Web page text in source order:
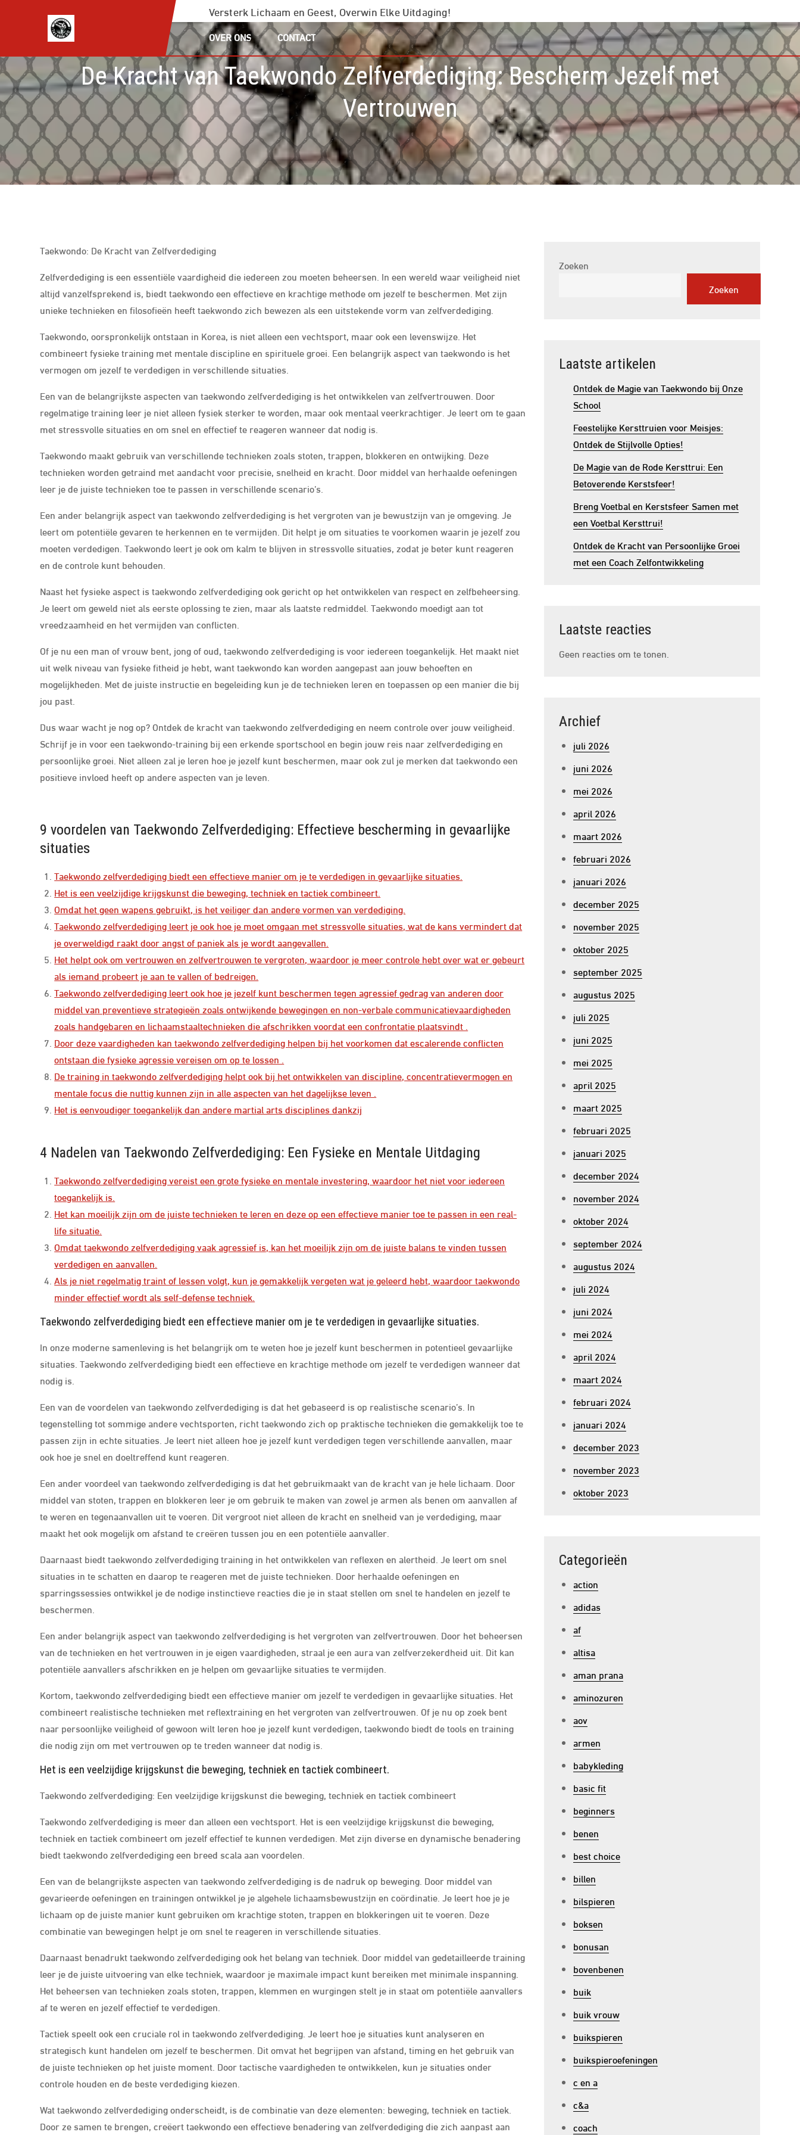
inhoud
Versterk Lichaam en Geest, Overwin Elke Uitdaging!
OVER ONS CONTACT
De Kracht van Taekwondo Zelfverdediging: Bescherm Jezelf met
Vertrouwen
Taekwondo: De Kracht van Zelfverdediging
Zelfverdediging is een essentiële vaardigheid die iedereen zou moeten beheersen. In een wereld waar veiligheid niet
altijd vanzelfsprekend is, biedt taekwondo een effectieve en krachtige methode om jezelf te beschermen. Met zijn
unieke technieken en filosofieën heeft taekwondo zich bewezen als een uitstekende vorm van zelfverdediging.
Taekwondo, oorspronkelijk ontstaan in Korea, is niet alleen een vechtsport, maar ook een levenswijze. Het
combineert fysieke training met mentale discipline en spirituele groei. Een belangrijk aspect van taekwondo is het
vermogen om jezelf te verdedigen in verschillende situaties.
Een van de belangrijkste aspecten van taekwondo zelfverdediging is het ontwikkelen van zelfvertrouwen. Door
regelmatige training leer je niet alleen fysiek sterker te worden, maar ook mentaal veerkrachtiger. Je leert om te gaan
met stressvolle situaties en om snel en effectief te reageren wanneer dat nodig is.
Taekwondo maakt gebruik van verschillende technieken zoals stoten, trappen, blokkeren en ontwijking. Deze
technieken worden getraind met aandacht voor precisie, snelheid en kracht. Door middel van herhaalde oefeningen
leer je de juiste technieken toe te passen in verschillende scenario’s.
Een ander belangrijk aspect van taekwondo zelfverdediging is het vergroten van je bewustzijn van je omgeving. Je
leert om potentiële gevaren te herkennen en te vermijden. Dit helpt je om situaties te voorkomen waarin je jezelf zou
moeten verdedigen. Taekwondo leert je ook om kalm te blijven in stressvolle situaties, zodat je beter kunt reageren
en de controle kunt behouden.
Naast het fysieke aspect is taekwondo zelfverdediging ook gericht op het ontwikkelen van respect en zelfbeheersing.
Je leert om geweld niet als eerste oplossing te zien, maar als laatste redmiddel. Taekwondo moedigt aan tot
vreedzaamheid en het vermijden van conflicten.
Of je nu een man of vrouw bent, jong of oud, taekwondo zelfverdediging is voor iedereen toegankelijk. Het maakt niet
uit welk niveau van fysieke fitheid je hebt, want taekwondo kan worden aangepast aan jouw behoeften en
mogelijkheden. Met de juiste instructie en begeleiding kun je de technieken leren en toepassen op een manier die bij
jou past.
Dus waar wacht je nog op? Ontdek de kracht van taekwondo zelfverdediging en neem controle over jouw veiligheid.
Schrijf je in voor een taekwondo-training bij een erkende sportschool en begin jouw reis naar zelfverdediging en
persoonlijke groei. Niet alleen zal je leren hoe je jezelf kunt beschermen, maar ook zul je merken dat taekwondo een
positieve invloed heeft op andere aspecten van je leven.
9 voordelen van Taekwondo Zelfverdediging: Effectieve bescherming in gevaarlijke
situaties
Taekwondo zelfverdediging biedt een effectieve manier om je te verdedigen in gevaarlijke situaties.
Het is een veelzijdige krijgskunst die beweging, techniek en tactiek combineert.
Omdat het geen wapens gebruikt, is het veiliger dan andere vormen van verdediging.
Taekwondo zelfverdediging leert je ook hoe je moet omgaan met stressvolle situaties, wat de kans vermindert dat
je overweldigd raakt door angst of paniek als je wordt aangevallen.
Het helpt ook om vertrouwen en zelfvertrouwen te vergroten, waardoor je meer controle hebt over wat er gebeurt
als iemand probeert je aan te vallen of bedreigen.
Taekwondo zelfverdediging leert ook hoe je jezelf kunt beschermen tegen agressief gedrag van anderen door
middel van preventieve strategieën zoals ontwijkende bewegingen en non-verbale communicatievaardigheden
zoals handgebaren en lichaamstaaltechnieken die afschrikken voordat een confrontatie plaatsvindt .
Door deze vaardigheden kan taekwondo zelfverdediging helpen bij het voorkomen dat escalerende conflicten
ontstaan ​​die fysieke agressie vereisen om op te lossen .
De training in taekwondo zelfverdediging helpt ook bij het ontwikkelen van discipline, concentratievermogen en
mentale focus die nuttig kunnen zijn in alle aspecten van het dagelijkse leven .
Het is eenvoudiger toegankelijk dan andere martial arts disciplines dankzij
4 Nadelen van Taekwondo Zelfverdediging: Een Fysieke en Mentale Uitdaging
Taekwondo zelfverdediging vereist een grote fysieke en mentale investering, waardoor het niet voor iedereen
toegankelijk is.
Het kan moeilijk zijn om de juiste technieken te leren en deze op een effectieve manier toe te passen in een real-
life situatie.
Omdat taekwondo zelfverdediging vaak agressief is, kan het moeilijk zijn om de juiste balans te vinden tussen
verdedigen en aanvallen.
Als je niet regelmatig traint of lessen volgt, kun je gemakkelijk vergeten wat je geleerd hebt, waardoor taekwondo
minder effectief wordt als self-defense techniek.
Taekwondo zelfverdediging biedt een effectieve manier om je te verdedigen in gevaarlijke situaties.
In onze moderne samenleving is het belangrijk om te weten hoe je jezelf kunt beschermen in potentieel gevaarlijke
situaties. Taekwondo zelfverdediging biedt een effectieve en krachtige methode om jezelf te verdedigen wanneer dat
nodig is.
Een van de voordelen van taekwondo zelfverdediging is dat het gebaseerd is op realistische scenario’s. In
tegenstelling tot sommige andere vechtsporten, richt taekwondo zich op praktische technieken die gemakkelijk toe te
passen zijn in echte situaties. Je leert niet alleen hoe je jezelf kunt verdedigen tegen verschillende aanvallen, maar
ook hoe je snel en doeltreffend kunt reageren.
Een ander voordeel van taekwondo zelfverdediging is dat het gebruikmaakt van de kracht van je hele lichaam. Door
middel van stoten, trappen en blokkeren leer je om gebruik te maken van zowel je armen als benen om aanvallen af
te weren en tegenaanvallen uit te voeren. Dit vergroot niet alleen de kracht en snelheid van je verdediging, maar
maakt het ook mogelijk om afstand te creëren tussen jou en een potentiële aanvaller.
Daarnaast biedt taekwondo zelfverdediging training in het ontwikkelen van reflexen en alertheid. Je leert om snel
situaties in te schatten en daarop te reageren met de juiste technieken. Door herhaalde oefeningen en
sparringssessies ontwikkel je de nodige instinctieve reacties die je in staat stellen om snel te handelen en jezelf te
beschermen.
Een ander belangrijk aspect van taekwondo zelfverdediging is het vergroten van zelfvertrouwen. Door het beheersen
van de technieken en het vertrouwen in je eigen vaardigheden, straal je een aura van zelfverzekerdheid uit. Dit kan
potentiële aanvallers afschrikken en je helpen om gevaarlijke situaties te vermijden.
Kortom, taekwondo zelfverdediging biedt een effectieve manier om jezelf te verdedigen in gevaarlijke situaties. Het
combineert realistische technieken met reflextraining en het vergroten van zelfvertrouwen. Of je nu op zoek bent
naar persoonlijke veiligheid of gewoon wilt leren hoe je jezelf kunt verdedigen, taekwondo biedt de tools en training
die nodig zijn om met vertrouwen op te treden wanneer dat nodig is.
Het is een veelzijdige krijgskunst die beweging, techniek en tactiek combineert.
Taekwondo zelfverdediging: Een veelzijdige krijgskunst die beweging, techniek en tactiek combineert
Taekwondo zelfverdediging is meer dan alleen een vechtsport. Het is een veelzijdige krijgskunst die beweging,
techniek en tactiek combineert om jezelf effectief te kunnen verdedigen. Met zijn diverse en dynamische benadering
biedt taekwondo zelfverdediging een breed scala aan voordelen.
Een van de belangrijkste aspecten van taekwondo zelfverdediging is de nadruk op beweging. Door middel van
gevarieerde oefeningen en trainingen ontwikkel je je algehele lichaamsbewustzijn en coördinatie. Je leert hoe je je
lichaam op de juiste manier kunt gebruiken om krachtige stoten, trappen en blokkeringen uit te voeren. Deze
combinatie van bewegingen helpt je om snel te reageren in verschillende situaties.
Daarnaast benadrukt taekwondo zelfverdediging ook het belang van techniek. Door middel van gedetailleerde training
leer je de juiste uitvoering van elke techniek, waardoor je maximale impact kunt bereiken met minimale inspanning.
Het beheersen van technieken zoals stoten, trappen, klemmen en wurgingen stelt je in staat om potentiële aanvallers
af te weren en jezelf effectief te verdedigen.
Tactiek speelt ook een cruciale rol in taekwondo zelfverdediging. Je leert hoe je situaties kunt analyseren en
strategisch kunt handelen om jezelf te beschermen. Dit omvat het begrijpen van afstand, timing en het gebruik van
de juiste technieken op het juiste moment. Door tactische vaardigheden te ontwikkelen, kun je situaties onder
controle houden en de beste verdediging kiezen.
Wat taekwondo zelfverdediging onderscheidt, is de combinatie van deze elementen: beweging, techniek en tactiek.
Door ze samen te brengen, creëert taekwondo een effectieve benadering van zelfverdediging die zich aanpast aan
Zoeken
Zoeken
Laatste artikelen
Ontdek de Magie van Taekwondo bij Onze
School
Feestelijke Kersttruien voor Meisjes:
Ontdek de Stijlvolle Opties!
De Magie van de Rode Kersttrui: Een
Betoverende Kerstsfeer!
Breng Voetbal en Kerstsfeer Samen met
een Voetbal Kersttrui!
Ontdek de Kracht van Persoonlijke Groei
met een Coach Zelfontwikkeling
Laatste reacties
Geen reacties om te tonen.
Archief
juli 2026
juni 2026
mei 2026
april 2026
maart 2026
februari 2026
januari 2026
december 2025
november 2025
oktober 2025
september 2025
augustus 2025
juli 2025
juni 2025
mei 2025
april 2025
maart 2025
februari 2025
januari 2025
december 2024
november 2024
oktober 2024
september 2024
augustus 2024
juli 2024
juni 2024
mei 2024
april 2024
maart 2024
februari 2024
januari 2024
december 2023
november 2023
oktober 2023
Categorieën
action
adidas
af
altisa
aman prana
aminozuren
aov
armen
babykleding
basic fit
beginners
benen
best choice
billen
bilspieren
boksen
bonusan
bovenbenen
buik
buik vrouw
buikspieren
buikspieroefeningen
c en a
c&a
coach